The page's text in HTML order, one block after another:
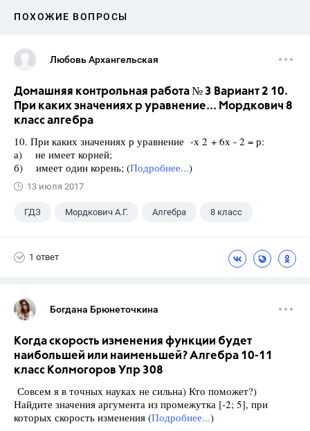
ПОХОЖИЕ ВОПРОСЫ
Любовь Архангельская
Домашняя контрольная работа № 3 Вариант 2 10.
При каких значениях р уравнение... Мордкович 8
класс алгебра
10. При каких значениях р уравнение -х 2 + 6х - 2 = р:
а) не имеет корней;
б) имеет один корень; (Подробнее...)
13 июля 2017
ГДЗ Мордкович А.Г. Алгебра 8 класс
1 ответ
Богдана Брюнеточкина
Когда скорость изменения функции будет
наибольшей или наименьшей? Алгебра 10-11
класс Колмогоров Упр 308
Совсем я в точных науках не сильна) Кто поможет?)
Найдите значения аргумента из промежутка [-2; 5], при
которых скорость изменения (Подробнее...)